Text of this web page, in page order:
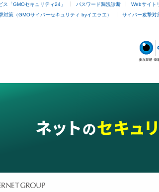
「GMOセキュリティ24」 パスワード漏洩診断 Webサイト
対策（GMOサイバーセキュリティ byイエラエ） サイバー攻撃対